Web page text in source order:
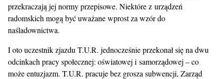
przekraczają jej normy przepisowe. Niektóre z urządzeń
radomskich mogą być uważane wprost za wzór do
naśladownictwa.
I oto uczestnik zjazdu T.U.R. jednocześnie przekonał się na dwu
odcinkach pracy społecznej: oświatowej i samorządowej – co
może entuzjazm. T.U.R. pracuje bez grosza subwencji, Zarząd